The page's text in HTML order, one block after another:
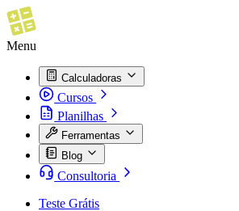
Menu
Calculadoras
Cursos
Planilhas
Ferramentas
Blog
Consultoria
Teste Grátis